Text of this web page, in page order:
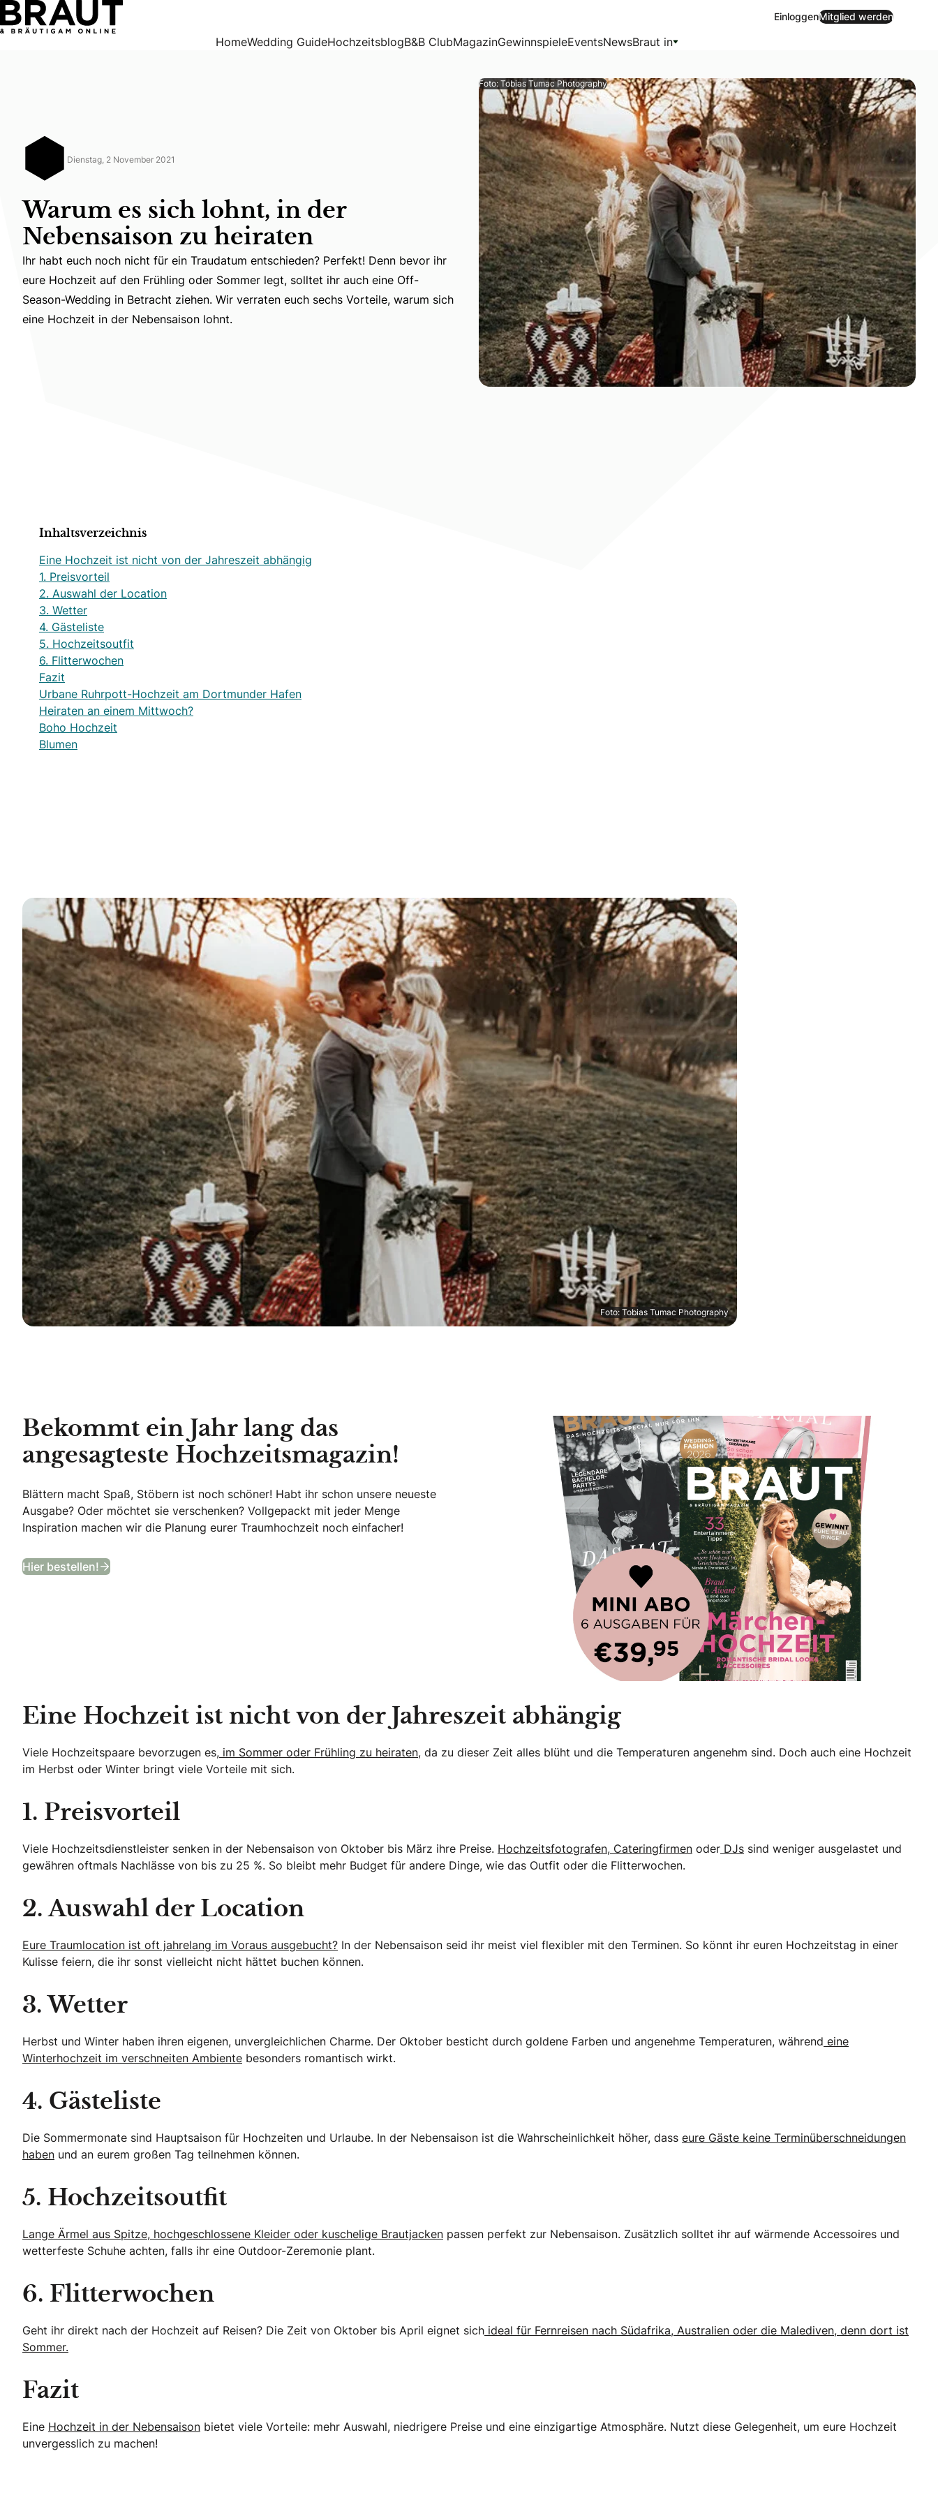
Warum es sich lohnt, in der Nebensaison zu heiraten
EinloggenMitglied werden
HomeWedding GuideHochzeitsblogB&B ClubMagazinGewinnspieleEventsNewsBraut in
Dienstag, 2 November 2021
Warum es sich lohnt, in der
Nebensaison zu heiraten
Ihr habt euch noch nicht für ein Traudatum entschieden? Perfekt! Denn bevor ihr eure Hochzeit auf den Frühling oder Sommer legt, solltet ihr auch eine Off-Season-
Ihr habt euch noch nicht für ein Traudatum entschieden? Perfekt! Denn bevor ihr
eure Hochzeit auf den Frühling oder Sommer legt, solltet ihr auch eine Off-
Season-Wedding in Betracht ziehen. Wir verraten euch sechs Vorteile, warum sich
eine Hochzeit in der Nebensaison lohnt.
Foto: Tobias Tumac Photography
Inhaltsverzeichnis
Eine Hochzeit ist nicht von der Jahreszeit abhängig
1. Preisvorteil
2. Auswahl der Location
3. Wetter
4. Gästeliste
5. Hochzeitsoutfit
6. Flitterwochen
Fazit
Urbane Ruhrpott-Hochzeit am Dortmunder Hafen
Heiraten an einem Mittwoch?
Boho Hochzeit
Blumen
Foto: Tobias Tumac Photography
Bekommt ein Jahr lang das
angesagteste Hochzeitsmagazin!
Blättern macht Spaß, Stöbern ist noch schöner! Habt ihr schon unsere neueste
Ausgabe? Oder möchtet sie verschenken? Vollgepackt mit jeder Menge
Inspiration machen wir die Planung eurer Traumhochzeit noch einfacher!
Hier bestellen!
Eine Hochzeit ist nicht von der Jahreszeit abhängig
Viele Hochzeitspaare bevorzugen es, im Sommer oder Frühling zu heiraten, da zu dieser Zeit alles blüht und die Temperaturen angenehm sind. Doch auch eine Hochzeit
im Herbst oder Winter bringt viele Vorteile mit sich.
1. Preisvorteil
Viele Hochzeitsdienstleister senken in der Nebensaison von Oktober bis März ihre Preise. Hochzeitsfotografen, Cateringfirmen oder DJs sind weniger ausgelastet und
gewähren oftmals Nachlässe von bis zu 25 %. So bleibt mehr Budget für andere Dinge, wie das Outfit oder die Flitterwochen.
2. Auswahl der Location
Eure Traumlocation ist oft jahrelang im Voraus ausgebucht? In der Nebensaison seid ihr meist viel flexibler mit den Terminen. So könnt ihr euren Hochzeitstag in einer
Kulisse feiern, die ihr sonst vielleicht nicht hättet buchen können.
3. Wetter
Herbst und Winter haben ihren eigenen, unvergleichlichen Charme. Der Oktober besticht durch goldene Farben und angenehme Temperaturen, während eine
Winterhochzeit im verschneiten Ambiente besonders romantisch wirkt.
4. Gästeliste
Die Sommermonate sind Hauptsaison für Hochzeiten und Urlaube. In der Nebensaison ist die Wahrscheinlichkeit höher, dass eure Gäste keine Terminüberschneidungen
haben und an eurem großen Tag teilnehmen können.
5. Hochzeitsoutfit
Lange Ärmel aus Spitze, hochgeschlossene Kleider oder kuschelige Brautjacken passen perfekt zur Nebensaison. Zusätzlich solltet ihr auf wärmende Accessoires und
wetterfeste Schuhe achten, falls ihr eine Outdoor-Zeremonie plant.
6. Flitterwochen
Geht ihr direkt nach der Hochzeit auf Reisen? Die Zeit von Oktober bis April eignet sich ideal für Fernreisen nach Südafrika, Australien oder die Malediven, denn dort ist
Sommer.
Fazit
Eine Hochzeit in der Nebensaison bietet viele Vorteile: mehr Auswahl, niedrigere Preise und eine einzigartige Atmosphäre. Nutzt diese Gelegenheit, um eure Hochzeit
unvergesslich zu machen!